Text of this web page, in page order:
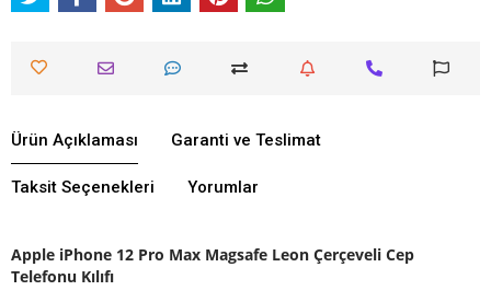
Ürün Açıklaması Garanti ve Teslimat
Taksit Seçenekleri Yorumlar
Apple iPhone 12 Pro Max Magsafe Leon Çerçeveli Cep
Telefonu Kılıfı